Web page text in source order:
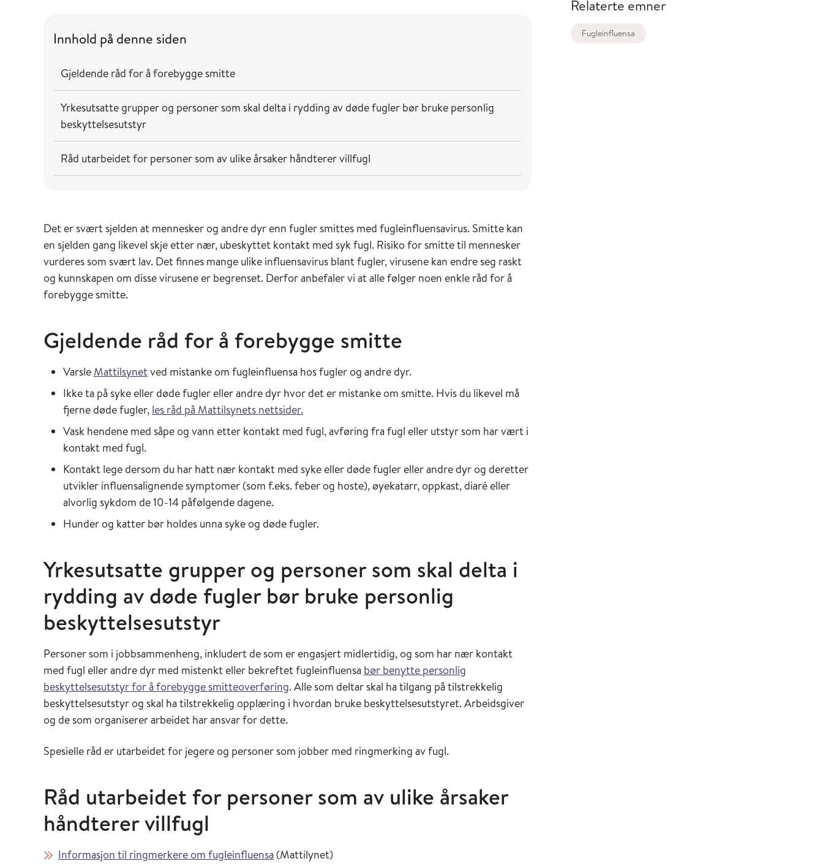
Innhold på denne siden
Gjeldende råd for å forebygge smitte
Yrkesutsatte grupper og personer som skal delta i rydding av døde fugler bør bruke personlig
beskyttelsesutstyr
Råd utarbeidet for personer som av ulike årsaker håndterer villfugl
Det er svært sjelden at mennesker og andre dyr enn fugler smittes med fugleinfluensavirus. Smitte kan
en sjelden gang likevel skje etter nær, ubeskyttet kontakt med syk fugl. Risiko for smitte til mennesker
vurderes som svært lav. Det finnes mange ulike influensavirus blant fugler, virusene kan endre seg raskt
og kunnskapen om disse virusene er begrenset. Derfor anbefaler vi at alle følger noen enkle råd for å
forebygge smitte.
Gjeldende råd for å forebygge smitte
Varsle Mattilsynetved mistanke om fugleinfluensa hos fugler og andre dyr.
Ikke ta på syke eller døde fugler eller andre dyr hvor det er mistanke om smitte. Hvis du likevel må
fjerne døde fugler, les råd på Mattilsynets nettsider.
Vask hendene med såpe og vann etter kontakt med fugl, avføring fra fugl eller utstyr som har vært i
kontakt med fugl.
Kontakt lege dersom du har hatt nær kontakt med syke eller døde fugler eller andre dyr og deretter
utvikler influensalignende symptomer (som f.eks. feber og hoste), øyekatarr, oppkast, diaré eller
alvorlig sykdom de 10-14 påfølgende dagene.
Hunder og katter bør holdes unna syke og døde fugler.
Yrkesutsatte grupper og personer som skal delta i
rydding av døde fugler bør bruke personlig
beskyttelsesutstyr
Personer som i jobbsammenheng, inkludert de som er engasjert midlertidig, og som har nær kontakt
med fugl eller andre dyr med mistenkt eller bekreftet fugleinfluensa bør benytte personlig
beskyttelsesutstyr for å forebygge smitteoverføring. Alle som deltar skal ha tilgang på tilstrekkelig
beskyttelsesutstyr og skal ha tilstrekkelig opplæring i hvordan bruke beskyttelsesutstyret. Arbeidsgiver
og de som organiserer arbeidet har ansvar for dette.
Spesielle råd er utarbeidet for jegere og personer som jobber med ringmerking av fugl.
Råd utarbeidet for personer som av ulike årsaker
håndterer villfugl
Informasjon til ringmerkere om fugleinfluensa (Mattilynet)
Relaterte emner
Fugleinfluensa